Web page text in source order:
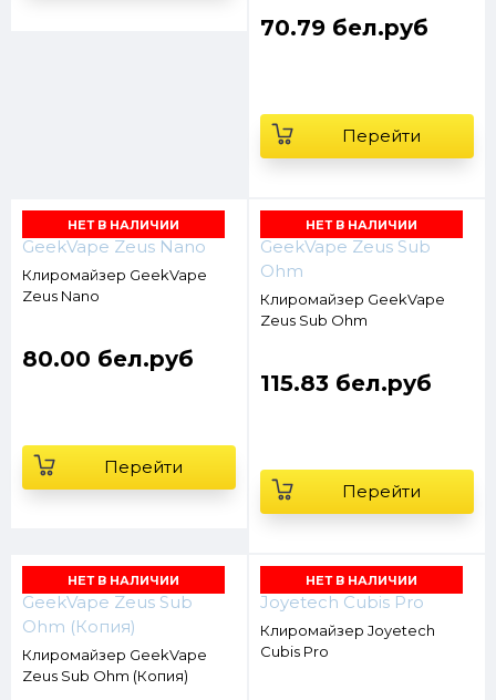
70.79 бел.руб
Перейти
НЕТ В НАЛИЧИИ
Клиромайзер GeekVape
Zeus Nano
80.00 бел.руб
Перейти
НЕТ В НАЛИЧИИ
Клиромайзер GeekVape
Zeus Sub Ohm
115.83 бел.руб
Перейти
НЕТ В НАЛИЧИИ
Клиромайзер GeekVape
Zeus Sub Ohm (Копия)
НЕТ В НАЛИЧИИ
Клиромайзер Joyetech
Cubis Pro